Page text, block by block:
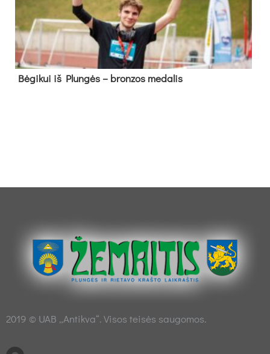
Bė­gi­kui iš Plun­gės – bron­zos me­da­lis
2019 © UAB „Antikva“. Visos teisės saugomos.